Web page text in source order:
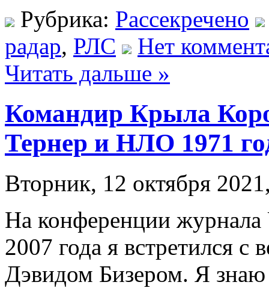
Рубрика: Рассекречено
радар, РЛС
Нет
Читать дальше »
Командир Крыла
Тернер и НЛО 1971
Вторник, 12 октября
На конференции журнала
2007 года я встретился
Дэвидом Бизером. Я